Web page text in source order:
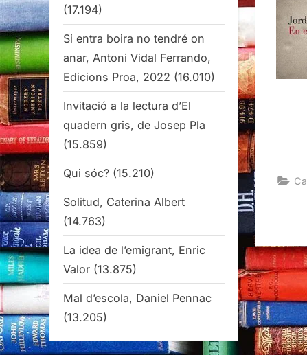
(17.194)
Si entra boira no tendré on
anar, Antoni Vidal Ferrando,
Edicions Proa, 2022 (16.010)
Invitació a la lectura d’El
quadern gris, de Josep Pla
(15.859)
Qui sóc? (15.210)
Solitud, Caterina Albert
(14.763)
La idea de l’emigrant, Enric
Valor (13.875)
Mal d’escola, Daniel Pennac
(13.205)